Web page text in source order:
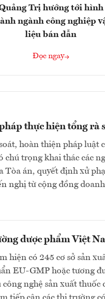
Trị hướng tới hình
ngành công nghiệp
liệu bán dẫn
Đọc ngay
thực hiện tổng rà
hoàn thiện pháp luật
chú trọng khai thác các
Tòa án, quyết định xử
nghị từ cộng đồng
dược phẩm Việt
hiện có 245 cơ sở sản
EU-GMP hoặc tương
công nghệ sản xuất thuốc